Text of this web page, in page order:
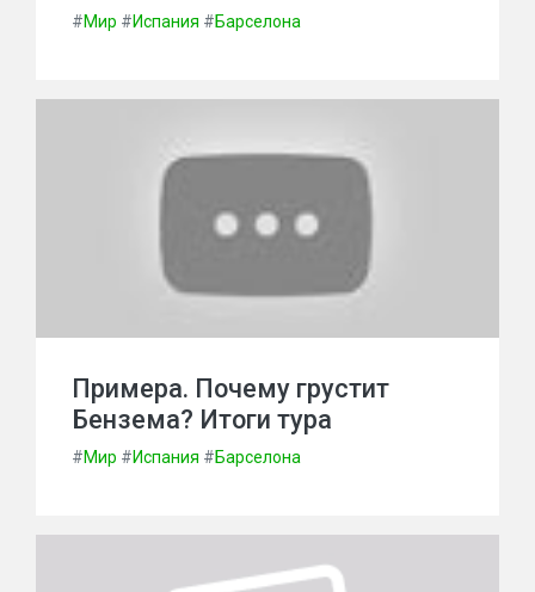
#Мир #Испания #Барселона
Примера. Почему грустит
Бензема? Итоги тура
#Мир #Испания #Барселона